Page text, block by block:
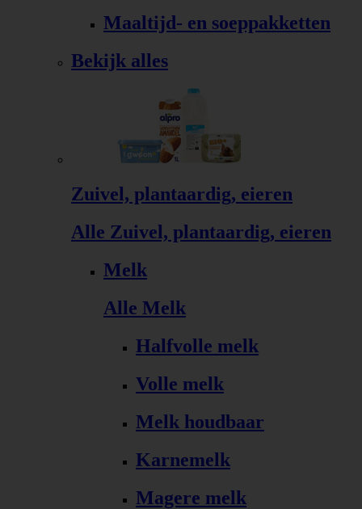
Maaltijd- en soeppakketten
Bekijk alles
Zuivel, plantaardig, eieren
Alle Zuivel, plantaardig, eieren
Melk
Alle Melk
Halfvolle melk
Volle melk
Melk houdbaar
Karnemelk
Magere melk